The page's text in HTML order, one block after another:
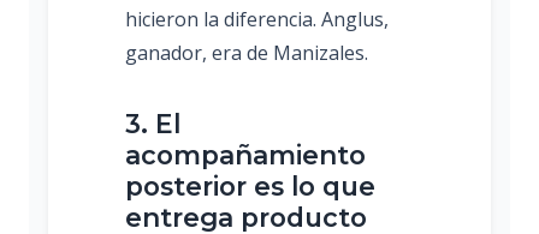
hicieron la diferencia. Anglus,
ganador, era de Manizales.
3. El
acompañamiento
posterior es lo que
entrega producto